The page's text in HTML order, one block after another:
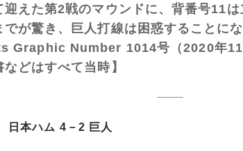
迎えた第2戦のマウンドに、背番号11
が驚き、巨人打線は困惑することにな
Graphic Number 1014号（2020年
どはすべて当時】
本ハム 4－2 巨人